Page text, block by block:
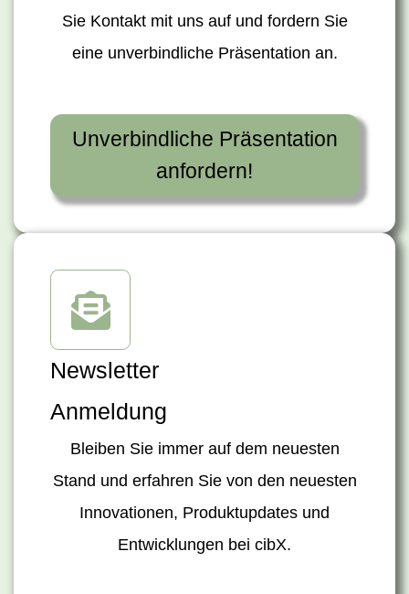
Sie Kontakt mit uns auf und fordern Sie
eine unverbindliche Präsentation an.
Unverbindliche Präsentation
anfordern!
Newsletter
Anmeldung
Bleiben Sie immer auf dem neuesten
Stand und erfahren Sie von den neuesten
Innovationen, Produktupdates und
Entwicklungen bei cibX.